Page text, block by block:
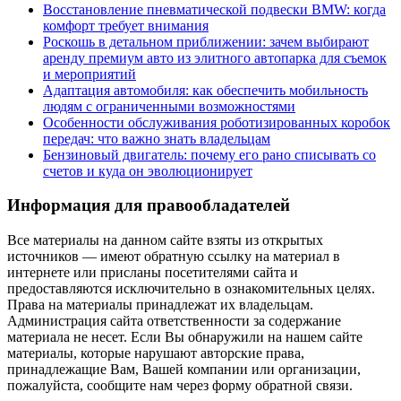
Восстановление пневматической подвески BMW: когда
комфорт требует внимания
Роскошь в детальном приближении: зачем выбирают
аренду премиум авто из элитного автопарка для съемок
и мероприятий
Адаптация автомобиля: как обеспечить мобильность
людям с ограниченными возможностями
Особенности обслуживания роботизированных коробок
передач: что важно знать владельцам
Бензиновый двигатель: почему его рано списывать со
счетов и куда он эволюционирует
Информация для правообладателей
Все материалы на данном сайте взяты из открытых
источников — имеют обратную ссылку на материал в
интернете или присланы посетителями сайта и
предоставляются исключительно в ознакомительных целях.
Права на материалы принадлежат их владельцам.
Администрация сайта ответственности за содержание
материала не несет. Если Вы обнаружили на нашем сайте
материалы, которые нарушают авторские права,
принадлежащие Вам, Вашей компании или организации,
пожалуйста, сообщите нам через форму обратной связи.